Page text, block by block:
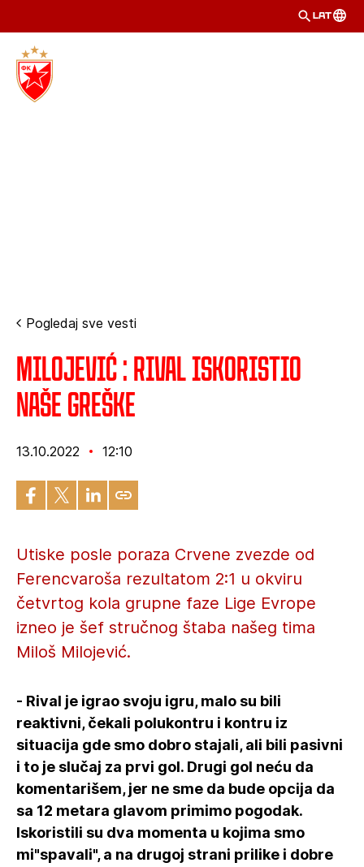
LAT
Pogledaj sve vesti
Milojević : Rival iskoristio
naše greške
13.10.2022 12:10
Utiske posle poraza Crvene zvezde od
Ferencvaroša rezultatom 2:1 u okviru
četvrtog kola grupne faze Lige Evrope
izneo je šef stručnog štaba našeg tima
Miloš Milojević.
- Rival je igrao svoju igru, malo su bili
reaktivni, čekali polukontru i kontru iz
situacija gde smo dobro stajali, ali bili pasivni
i to je slučaj za prvi gol. Drugi gol neću da
komentarišem, jer ne sme da bude opcija da
sa 12 metara glavom primimo pogodak.
Iskoristili su dva momenta u kojima smo
mi"spavali", a na drugoj strani prilike i dobre